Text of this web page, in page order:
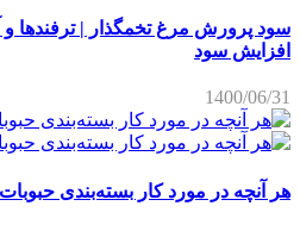
سود پرورش مرغ تخمگذار |
افزایش سود
1400/06/31
هر آنچه در مورد کار بسته‌بندی حبوبات